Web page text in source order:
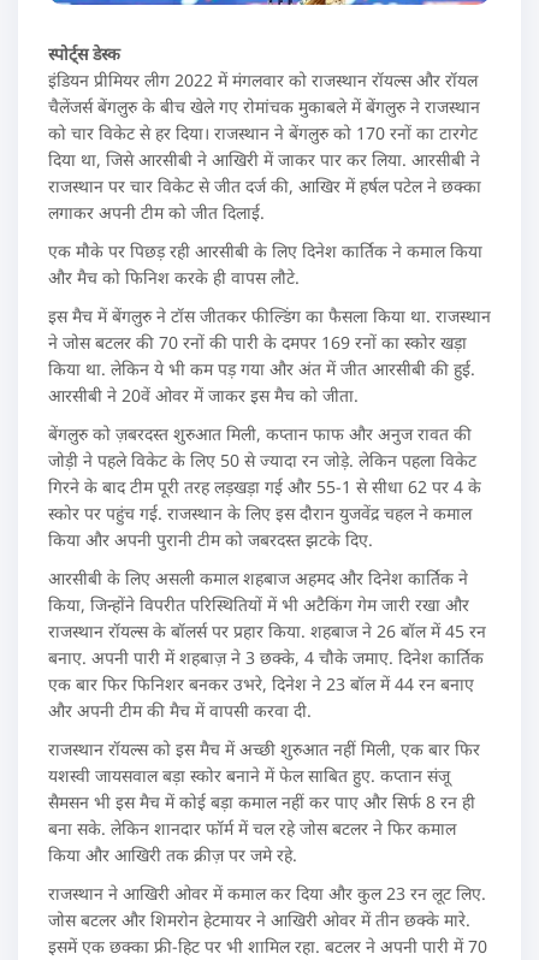
स्पोर्ट्स डेस्क
इंडियन प्रीमियर लीग 2022 में मंगलवार को राजस्थान रॉयल्स और रॉयल
चैलेंजर्स बेंगलुरु के बीच खेले गए रोमांचक मुकाबले में बेंगलुरु ने राजस्थान
को चार विकेट से हर दिया। राजस्थान ने बेंगलुरु को 170 रनों का टारगेट
दिया था, जिसे आरसीबी ने आखिरी में जाकर पार कर लिया. आरसीबी ने
राजस्थान पर चार विकेट से जीत दर्ज की, आखिर में हर्षल पटेल ने छक्का
लगाकर अपनी टीम को जीत दिलाई.
एक मौके पर पिछड़ रही आरसीबी के लिए दिनेश कार्तिक ने कमाल किया
और मैच को फिनिश करके ही वापस लौटे.
इस मैच में बेंगलुरु ने टॉस जीतकर फील्डिंग का फैसला किया था. राजस्थान
ने जोस बटलर की 70 रनों की पारी के दमपर 169 रनों का स्कोर खड़ा
किया था. लेकिन ये भी कम पड़ गया और अंत में जीत आरसीबी की हुई.
आरसीबी ने 20वें ओवर में जाकर इस मैच को जीता.
बेंगलुरु को ज़बरदस्त शुरुआत मिली, कप्तान फाफ और अनुज रावत की
जोड़ी ने पहले विकेट के लिए 50 से ज्यादा रन जोड़े. लेकिन पहला विकेट
गिरने के बाद टीम पूरी तरह लड़खड़ा गई और 55-1 से सीधा 62 पर 4 के
स्कोर पर पहुंच गई. राजस्थान के लिए इस दौरान युजवेंद्र चहल ने कमाल
किया और अपनी पुरानी टीम को जबरदस्त झटके दिए.
आरसीबी के लिए असली कमाल शहबाज अहमद और दिनेश कार्तिक ने
किया, जिन्होंने विपरीत परिस्थितियों में भी अटैकिंग गेम जारी रखा और
राजस्थान रॉयल्स के बॉलर्स पर प्रहार किया. शहबाज ने 26 बॉल में 45 रन
बनाए. अपनी पारी में शहबाज़ ने 3 छक्के, 4 चौके जमाए. दिनेश कार्तिक
एक बार फिर फिनिशर बनकर उभरे, दिनेश ने 23 बॉल में 44 रन बनाए
और अपनी टीम की मैच में वापसी करवा दी.
राजस्थान रॉयल्स को इस मैच में अच्छी शुरुआत नहीं मिली, एक बार फिर
यशस्वी जायसवाल बड़ा स्कोर बनाने में फेल साबित हुए. कप्तान संजू
सैमसन भी इस मैच में कोई बड़ा कमाल नहीं कर पाए और सिर्फ 8 रन ही
बना सके. लेकिन शानदार फॉर्म में चल रहे जोस बटलर ने फिर कमाल
किया और आखिरी तक क्रीज़ पर जमे रहे.
राजस्थान ने आखिरी ओवर में कमाल कर दिया और कुल 23 रन लूट लिए.
जोस बटलर और शिमरोन हेटमायर ने आखिरी ओवर में तीन छक्के मारे.
इसमें एक छक्का फ्री-हिट पर भी शामिल रहा. बटलर ने अपनी पारी में 70